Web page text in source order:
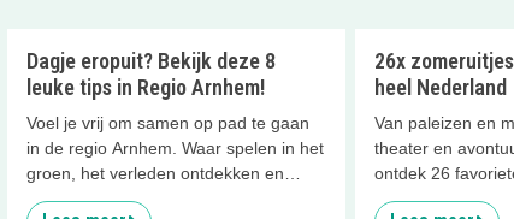
Dagje eropuit? Bekijk deze 8
leuke tips in Regio Arnhem!
Voel je vrij om samen op pad te gaan
in de regio Arnhem. Waar spelen in het
groen, het verleden ontdekken en
genieten van het uitzicht allemaal
26x
heel Nederland
Van paleizen en
theater en
ontdek 26
gezinnen door